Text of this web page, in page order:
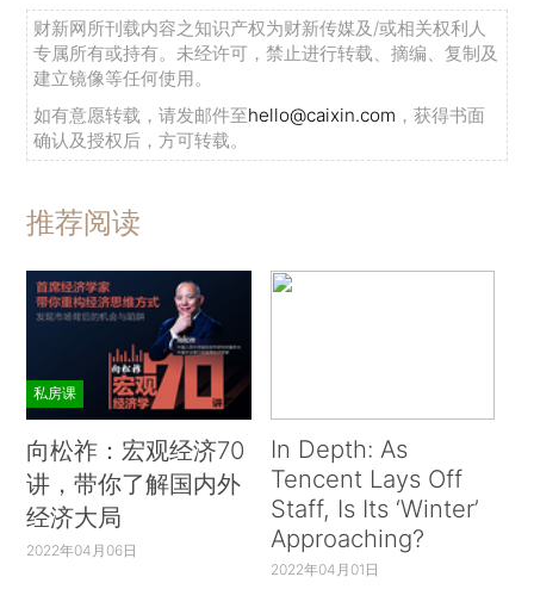
财新网所刊载内容之知识产权为财新传媒及/或相关权利人
专属所有或持有。未经许可，禁止进行转载、摘编、复制及
建立镜像等任何使用。
如有意愿转载，请发邮件至hello@caixin.com ，获得书面
确认及授权后，方可转载。
推荐阅读
私房课
向松祚：宏观经济70
讲，带你了解国内外
经济大局
2022年04月06日
In Depth: As
Tencent Lays Off
Staff, Is Its ‘Winter’
Approaching?
2022年04月01日